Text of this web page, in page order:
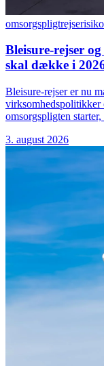
omsorgspligtrejserisiko
Bleisure-rejser
skal dække i
Bleisure-rejser er nu
omsorgspligten
3. august 2026